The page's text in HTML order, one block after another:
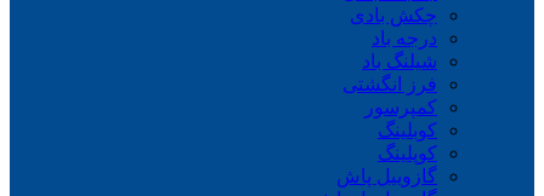
چکش بادی
درجه باد
شیلنگ باد
فرز انگشتی
کمپرسور
کوبلینگ
کوپلینگ
گازوییل پاش